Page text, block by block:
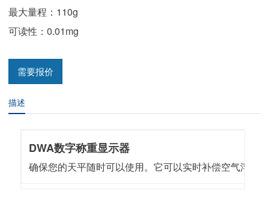
最大量程：110g
可读性：0.01mg
需要报价
描述
DWA数字称重显示器
确保您的天平随时可以使用。它可以实时补偿空气浮力